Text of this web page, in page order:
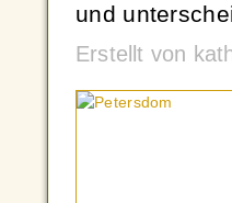
und
Erstellt von